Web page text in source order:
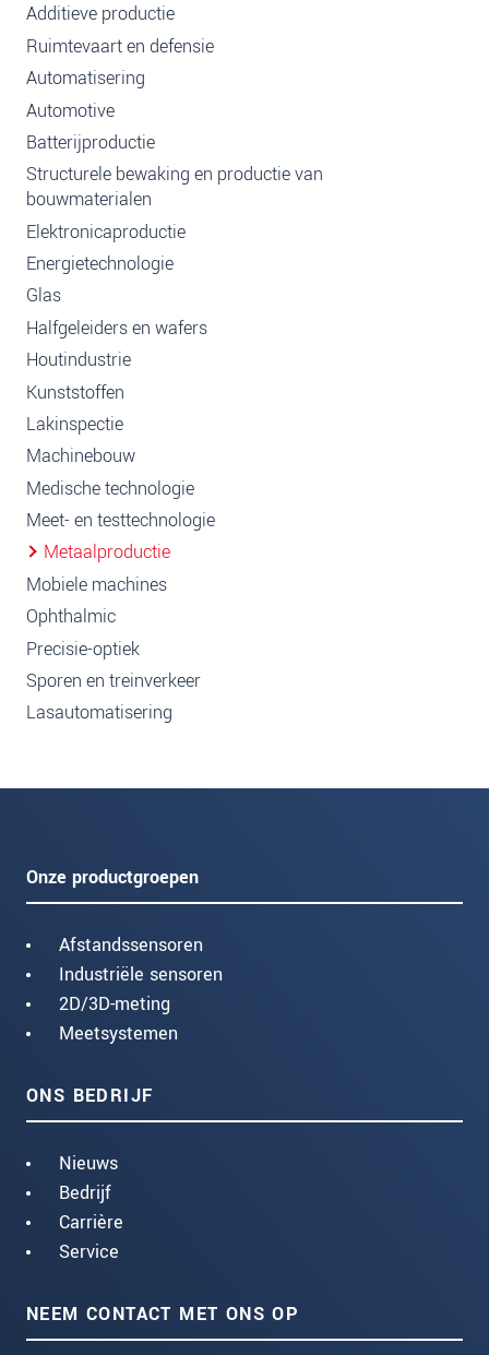
Additieve productie
Ruimtevaart en defensie
Automatisering
Automotive
Batterijproductie
Structurele bewaking en productie van
bouwmaterialen
Elektronicaproductie
Energietechnologie
Glas
Halfgeleiders en wafers
Houtindustrie
Kunststoffen
Lakinspectie
Machinebouw
Medische technologie
Meet- en testtechnologie
Metaalproductie
Mobiele machines
Ophthalmic
Precisie-optiek
Sporen en treinverkeer
Lasautomatisering
Onze productgroepen
Afstandssensoren
Industriële sensoren
2D/3D-meting
Meetsystemen
ONS BEDRIJF
Nieuws
Bedrijf
Carrière
Service
NEEM CONTACT MET ONS OP